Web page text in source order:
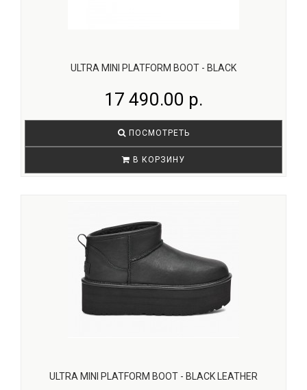
ULTRA MINI PLATFORM BOOT - BLACK
17 490.00 р.
ПОСМОТРЕТЬ
В КОРЗИНУ
ULTRA MINI PLATFORM BOOT - BLACK LEATHER